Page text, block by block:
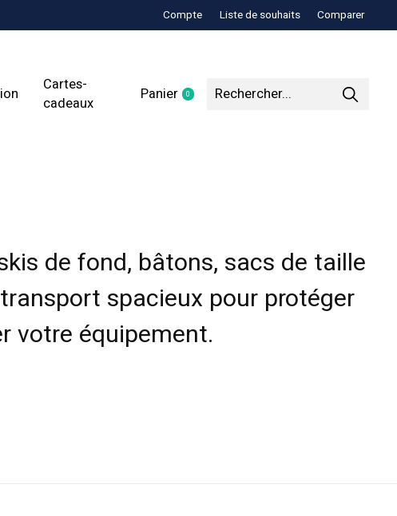
Compte Liste de souhaits Comparer
Cartes-
cadeaux
Panier 0items
de fond, bâtons, sacs de taille
spacieux pour protéger
votre équipement.